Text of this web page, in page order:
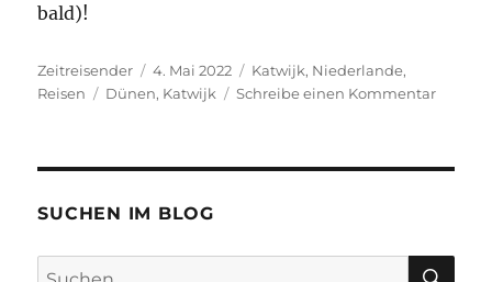
bald)!
Autor
Zeitreisender
Veröffentlicht
am
4. Mai 2022 Kategorien
Katwijk, Niederlande,
Reisen
Schlagwörter
Dünen, Katwijk Schreibe einen Kommentarzu
SUCHEN IM BLOG
Suchen